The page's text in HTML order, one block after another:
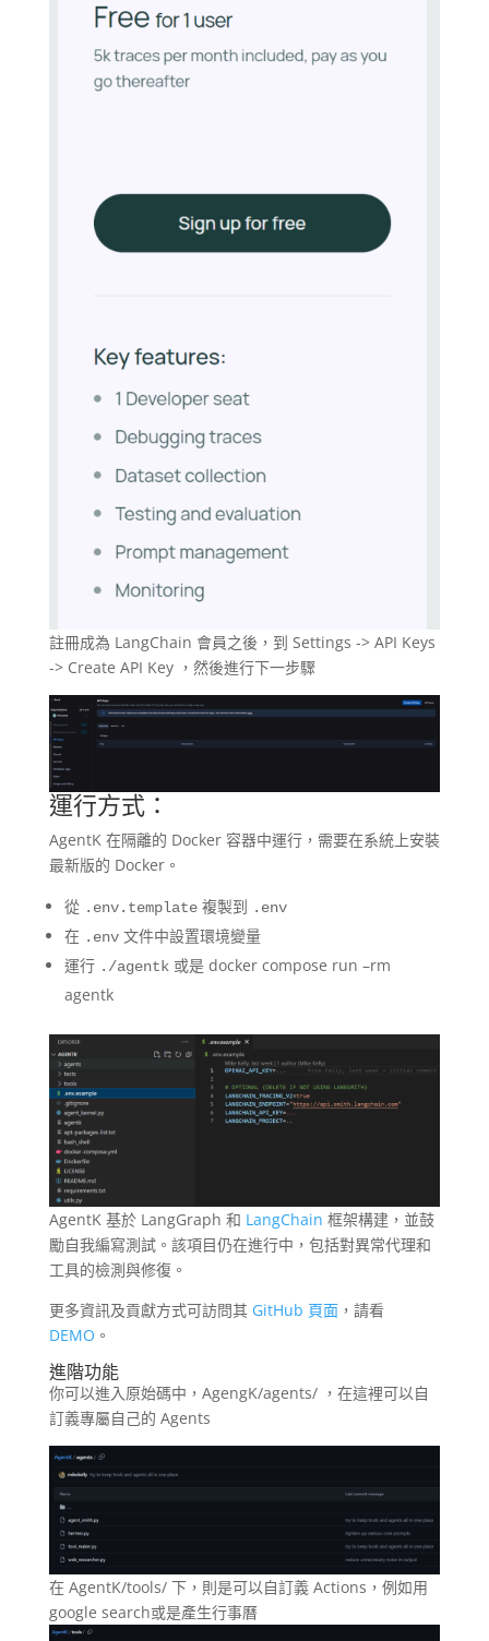
註冊成為 LangChain 會員之後，到 Settings -> API Keys
-> Create API Key ，然後進行下一步驟
運行方式：
AgentK 在隔離的 Docker 容器中運行，需要在系統上安裝
最新版的 Docker。
從 .env.template複製到 .env
在 .env文件中設置環境變量
運行 ./agentk或是 docker compose run –rm
agentk
AgentK 基於 LangGraph 和 LangChain 框架構建，並鼓
勵自我編寫測試。該項目仍在進行中，包括對異常代理和
工具的檢測與修復。
更多資訊及貢獻方式可訪問其 GitHub 頁面，請看
DEMO 。
進階功能
你可以進入原始碼中，AgengK/agents/ ，在這裡可以自
訂義專屬自己的 Agents
在 AgentK/tools/ 下，則是可以自訂義 Actions，例如用
google search或是產生行事曆